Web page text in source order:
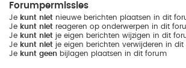
Forumpermissies
Je kunt niet nieuwe berichten plaatsen in dit
Je kunt niet reageren op onderwerpen in dit
Je kunt niet je eigen berichten wijzigen in dit
Je kunt niet je eigen berichten verwijderen in dit
Je kunt geen bijlagen plaatsen in dit forum